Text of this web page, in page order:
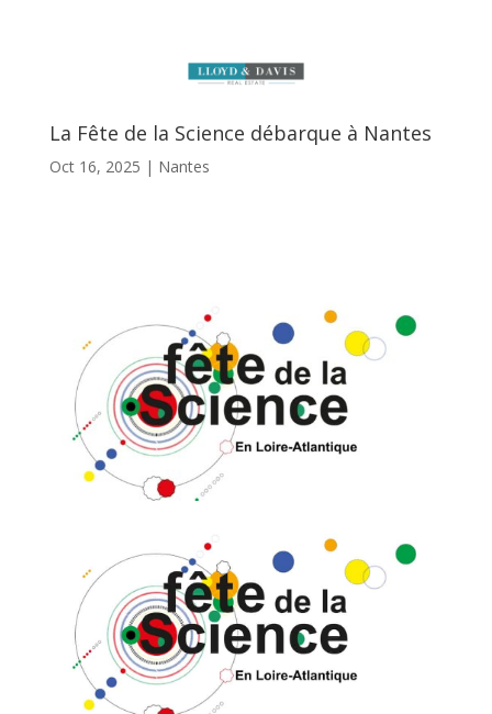
La Fête de la Science débarque à Nantes
Oct 16, 2025 | Nantes